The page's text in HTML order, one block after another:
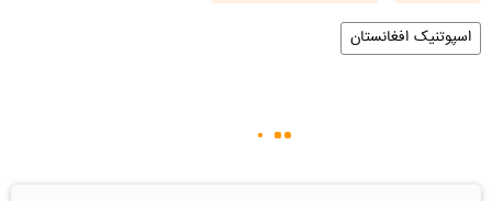
اسپوتنیک افغانستان